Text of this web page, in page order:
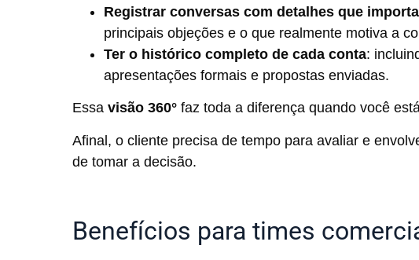
Registrar conversas com detalhes que
principais objeções e o que realmente motiva a
Ter o histórico completo de cada conta:
apresentações formais e propostas enviadas.
Essa visão 360° faz toda a diferença quando você
Afinal, o cliente precisa de tempo para avaliar e
de tomar a decisão.
Benefícios para times